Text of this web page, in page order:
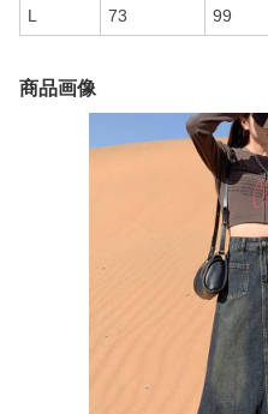
L 73 99
商品画像